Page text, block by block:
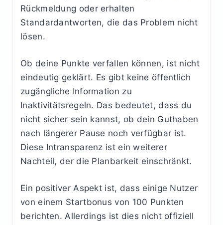
Rückmeldung oder erhalten
Standardantworten, die das Problem nicht
lösen.
Ob deine Punkte verfallen können, ist nicht
eindeutig geklärt. Es gibt keine öffentlich
zugängliche Information zu
Inaktivitätsregeln. Das bedeutet, dass du
nicht sicher sein kannst, ob dein Guthaben
nach längerer Pause noch verfügbar ist.
Diese Intransparenz ist ein weiterer
Nachteil, der die Planbarkeit einschränkt.
Ein positiver Aspekt ist, dass einige Nutzer
von einem Startbonus von 100 Punkten
berichten. Allerdings ist dies nicht offiziell